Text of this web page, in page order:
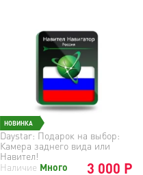
НОВИНКА
Daystar: Подарок на выбор:
Камера заднего вида или
Навител!
3 000 Р
Наличие Много